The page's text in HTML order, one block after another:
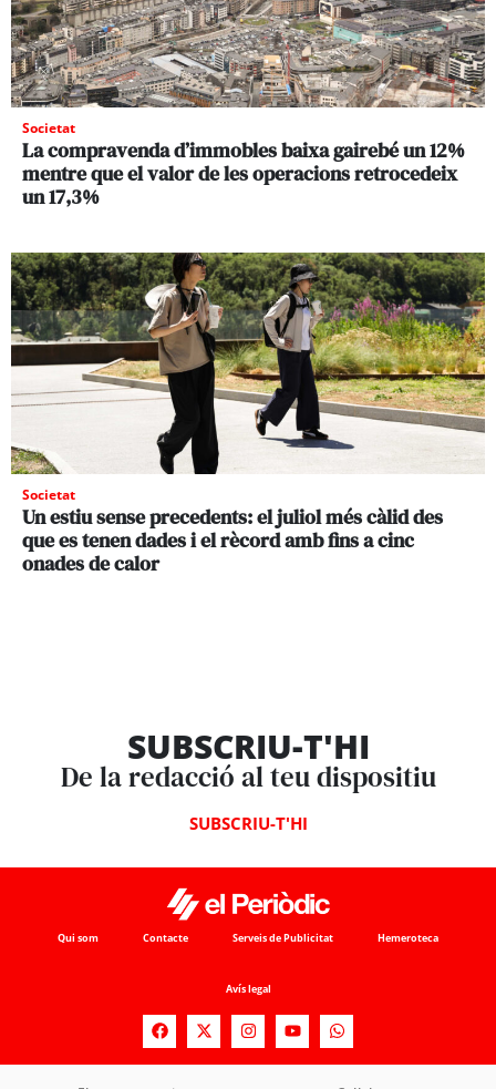
Societat
La compravenda d’immobles baixa gairebé un 12%
mentre que el valor de les operacions retrocedeix
un 17,3%
Societat
Un estiu sense precedents: el juliol més càlid des
que es tenen dades i el rècord amb fins a cinc
onades de calor
SUBSCRIU-T'HI
De la redacció al teu dispositiu
SUBSCRIU-T'HI
Qui som Contacte Serveis de Publicitat Hemeroteca
Avís legal